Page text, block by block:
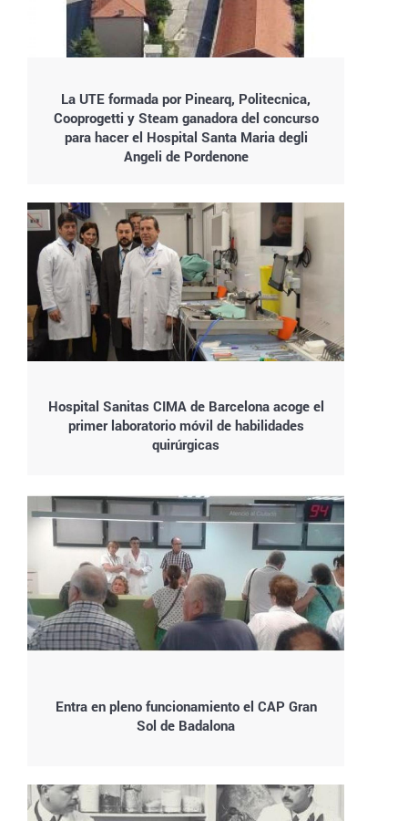
La UTE formada por Pinearq, Politecnica,
Cooprogetti y Steam ganadora del concurso
para hacer el Hospital Santa Maria degli
Angeli de Pordenone
Hospital Sanitas CIMA de Barcelona acoge el
primer laboratorio móvil de habilidades
quirúrgicas
Entra en pleno funcionamiento el CAP Gran
Sol de Badalona